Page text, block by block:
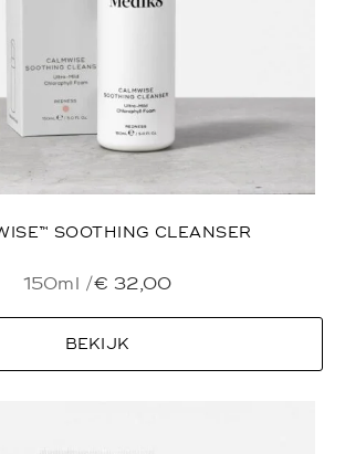
SOOTHING CLEANSER
150ml /€ 32,00
BEKIJK